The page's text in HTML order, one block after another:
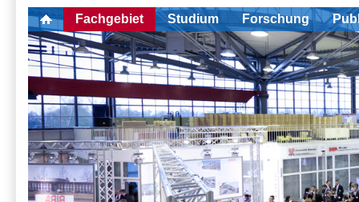
Fachgebiet Studium Forschung